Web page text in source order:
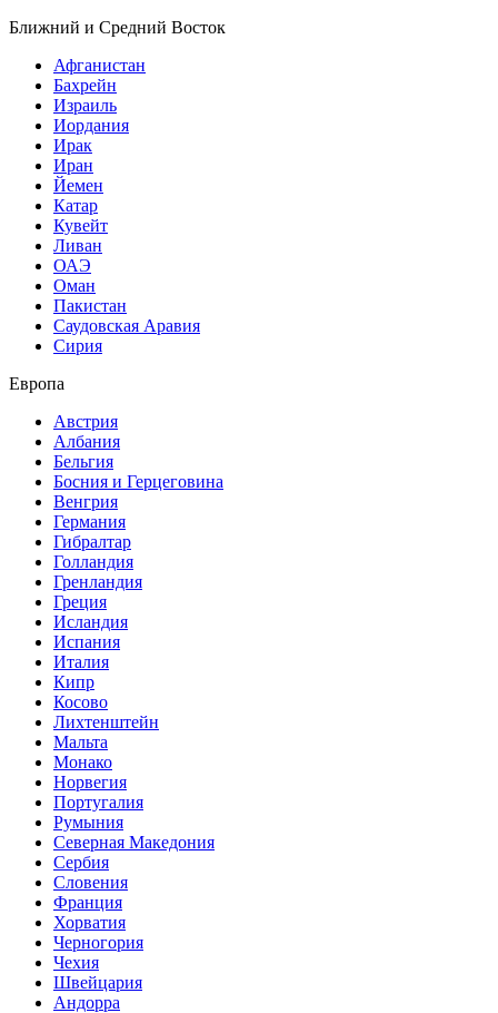
Ближний и Средний Восток
Афганистан
Бахрейн
Израиль
Иордания
Ирак
Иран
Йемен
Катар
Кувейт
Ливан
ОАЭ
Оман
Пакистан
Саудовская Аравия
Сирия
Европа
Австрия
Албания
Бельгия
Босния и Герцеговина
Венгрия
Германия
Гибралтар
Голландия
Гренландия
Греция
Исландия
Испания
Италия
Кипр
Косово
Лихтенштейн
Мальта
Монако
Норвегия
Португалия
Румыния
Северная Македония
Сербия
Словения
Франция
Хорватия
Черногория
Чехия
Швейцария
Андорра